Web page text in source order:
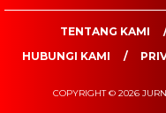
TENTANG KAMI
HUBUNGI KAMI
COPYRIGHT © 2026